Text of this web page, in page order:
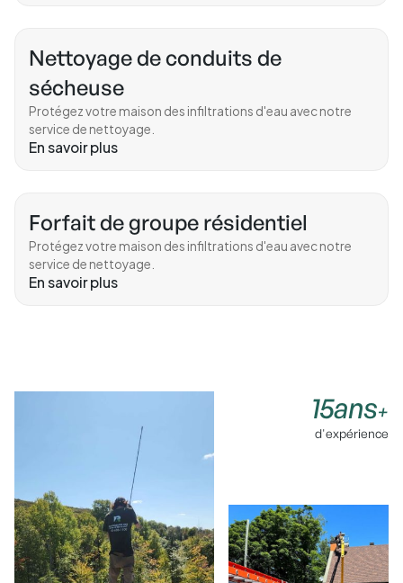
Nettoyage de conduits de
sécheuse
Protégez votre maison des infiltrations d'eau avec notre
service de nettoyage.
En savoir plus
Forfait de groupe résidentiel
Protégez votre maison des infiltrations d'eau avec notre
service de nettoyage.
En savoir plus
15ans+
d'expérience